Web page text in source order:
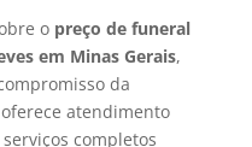
o preço de funeral
em Minas Gerais,
da
atendimento
completos